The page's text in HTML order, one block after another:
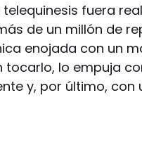
telequinesis fuera
de un millón de
enojada con un
tocarlo, lo empuja
y, por último,